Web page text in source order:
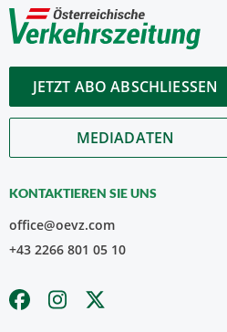
JETZT ABO ABSCHLIESSEN
MEDIADATEN
KONTAKTIEREN SIE UNS
office@oevz.com
+43 2266 801 05 10